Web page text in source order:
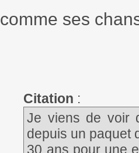
comme ses
Citation :
Je viens de voir
depuis un paquet
30 ans pour une